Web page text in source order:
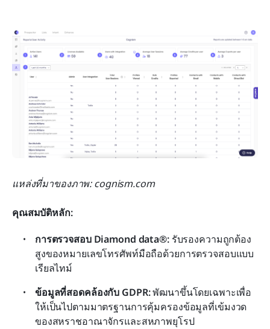
แหล่งที่มาของภาพ: cognism.com
คุณสมบัติหลัก:
การตรวจสอบ Diamond data®: รับรองความถูกต้อง
สูงของหมายเลขโทรศัพท์มือถือด้วยการตรวจสอบแบบ
เรียลไทม์
ข้อมูลที่สอดคล้องกับ GDPR: พัฒนาขึ้นโดยเฉพาะเพื่อ
ให้เป็นไปตามมาตรฐานการคุ้มครองข้อมูลที่เข้มงวด
ของสหราชอาณาจักรและสหภาพยุโรป